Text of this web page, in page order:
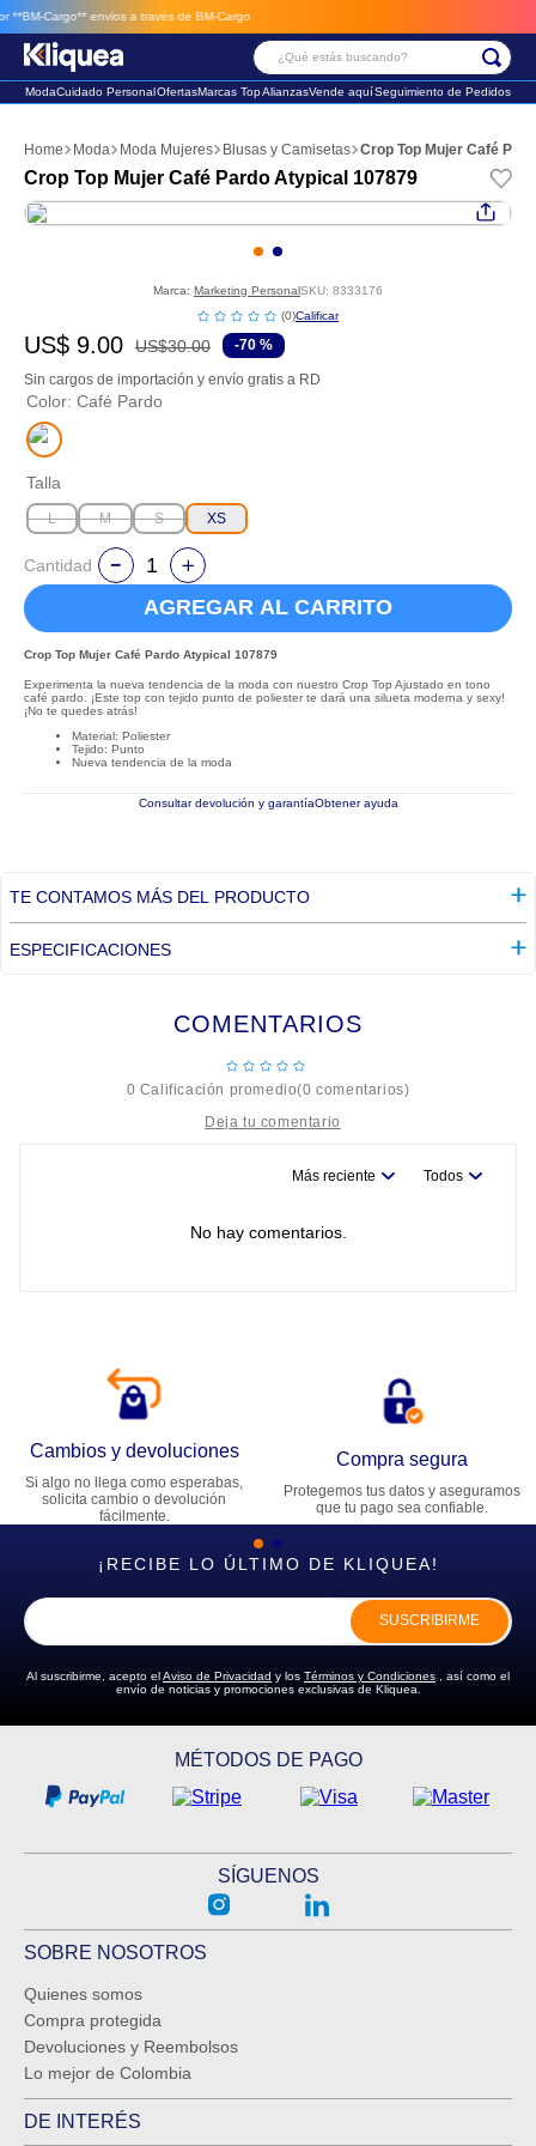
Cargo** envios a través de BM-Cargo
¿Qué estás buscando?
ModaCuidado PersonalOfertasMarcas TopAlianzasVende aquíSeguimiento de Pedidos
Moda Moda Mujeres Blusas y Camisetas Crop Top Mujer Café
Crop Top Mujer Café Pardo Atypical 107879
Marca: Marketing PersonalSKU: 8333176
☆☆☆☆☆
(0)
US$ 9.00 US$30.00 -70 %
Sin cargos de importación y envío gratis a RD
Color: Café Pardo
Talla
L M S XS
Cantidad
AGREGAR AL CARRITO
Crop Top Mujer Café Pardo Atypical 107879
Experimenta la nueva tendencia de la moda con nuestro Crop Top Ajustado en tono
café pardo. ¡Este top con tejido punto de poliester te dará una silueta moderna y sexy!
¡No te quedes atrás!
Material: Poliester
Tejido: Punto
Nueva tendencia de la moda
Consultar devolución y garantíaObtener ayuda
TE CONTAMOS MÁS DEL PRODUCTO
ESPECIFICACIONES
COMENTARIOS
☆☆☆☆
☆
0 Calificación promedio(0 comentarios)
Dirección de email
Escribe un comentario
Más reciente Todos
No hay comentarios.
Cambios y devoluciones
Si algo no llega como esperabas,
solicita cambio o devolución
fácilmente.
Compra segura
Protegemos tus datos y aseguramos
que tu pago sea confiable.
¡RECIBE LO ÚLTIMO DE KLIQUEA!
SUSCRIBIRME
Al suscribirme, acepto elAviso de Privacidad y los Términos y Condiciones , así como el
envío de noticias y promociones exclusivas de Kliquea.
MÉTODOS DE PAGO
SÍGUENOS
SOBRE NOSOTROS
Quienes somos
Compra protegida
Devoluciones y Reembolsos
Lo mejor de Colombia
DE INTERÉS
2. faldas